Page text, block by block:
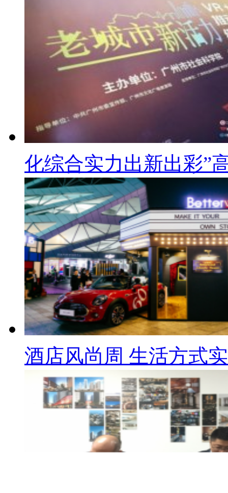
化综合实力出新出彩”
酒店风尚周 生活方式